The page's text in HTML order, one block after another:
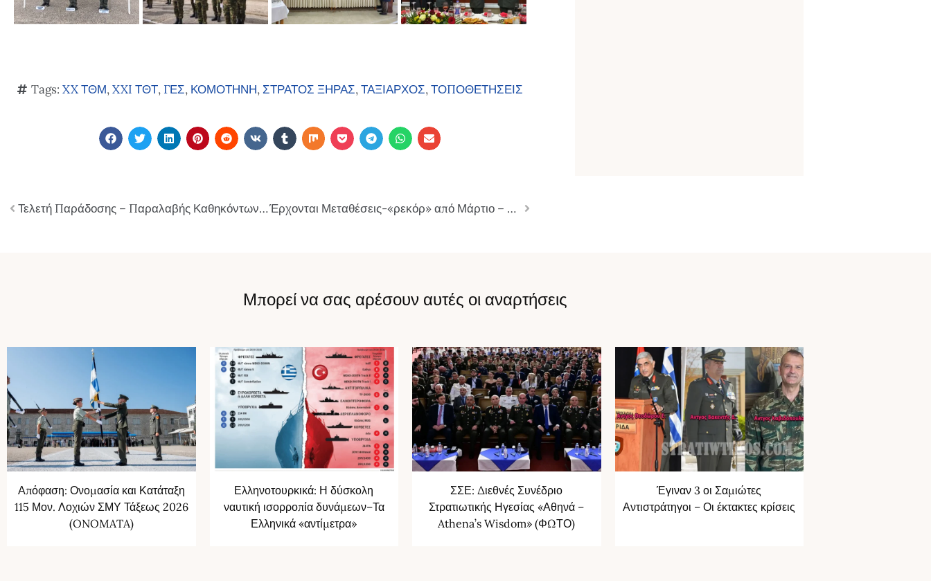
Tags:XX ΤΘΜ,XXI ΤΘΤ, ΓΕΣ, ΚΟΜΟΤΗΝΗ,ΣΤΡΑΤΟΣ ΞΗΡΑΣ,ΤΑΞΙΑΡΧΟΣ,ΤΟΠΟΘΕΤΗΣΕΙΣ
Τελετή Παράδοσης – Παραλαβής Καθηκόντων Διοικητή ΣΙ Έρχονται Μεταθέσεις-«ρεκόρ» από Μάρτιο – Τι σχεδιάζει ο Δένδιας
Μπορεί να σας αρέσουν αυτές οι αναρτήσεις
Απόφαση: Ονομασία και Κατάταξη
115 Μον. Λοχιών ΣΜΥ Τάξεως 2026
(ONOMATA)
Ελληνοτουρκικά: Η δύσκολη
ναυτική ισορροπία δυνάμεων–Τα
Ελληνικά «αντίμετρα»
ΣΣΕ: Διεθνές Συνέδριο
Στρατιωτικής Ηγεσίας «Αθηνά –
Athena’s Wisdom» (ΦΩΤΟ)
Έγιναν 3 οι Σαμιώτες
Αντιστράτηγοι – Οι έκτακτες κρίσεις